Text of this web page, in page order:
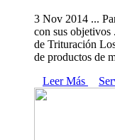
3 Nov 2014 ...
con sus objetivos
de Trituración
de productos de
Leer Más